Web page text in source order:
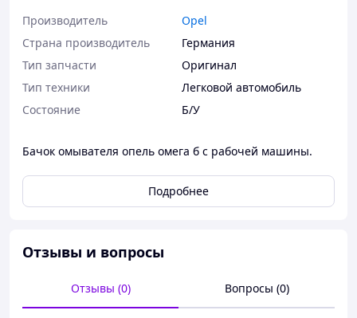
Производитель
Opel
Страна производитель
Германия
Тип запчасти
Оригинал
Тип техники
Легковой автомобиль
Состояние
Б/У
Бачок омывателя опель омега б с рабочей машины.
Подробнее
Отзывы и вопросы
Отзывы (0) Вопросы (0)